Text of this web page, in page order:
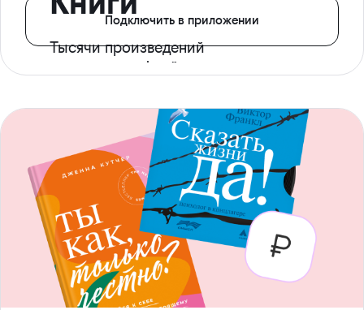
Тысячи произведений
с доступом офлайн
Подключить в приложении